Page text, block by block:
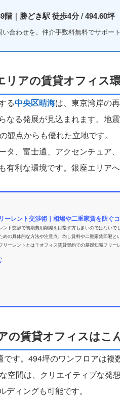
｜勝どき駅 徒歩4分 / 494.60坪
合わせを。仲介手数料無料でサポー
リアの賃貸オフィス
る中央区晴海は、東京湾岸の
なる発展が見込まれます。地
観点からも優れた立地です。
タ、富士通、アクセンチュア
有利な環境です。銀座エリア
ーレント交渉術｜相場や二重家賃を防ぐ
ント交渉で初期費用削減を目指す方も多いのではない
めの具体的な方法や注意点、均し賃料や二重家賃回避
リーレントとは？オフィス賃貸契約での基礎知識フリ
の賃貸オフィスはこ
です。494坪のワンフロアは
空間は、クリエイティブな
ディングも可能です。